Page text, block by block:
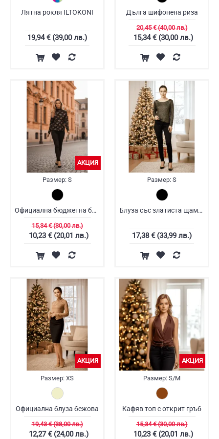
Лятна рокля ILTOKONI
19,94 € (39,00 лв.)
Дълга шифонена риза
20,45 € (40,00 лв.)
15,34 € (30,00 лв.)
АКЦИЯ
Размер: S
Официална бюджетна блуза
15,34 € (30,00 лв.)
10,23 € (20,01 лв.)
Размер: S
Блуза със златиста щампа
17,38 € (33,99 лв.)
АКЦИЯ
Размер: XS
Официална блуза бежова
19,43 € (38,00 лв.)
12,27 € (24,00 лв.)
АКЦИЯ
Размер: S/M
Кафяв топ с открит гръб
15,34 € (30,00 лв.)
10,23 € (20,01 лв.)